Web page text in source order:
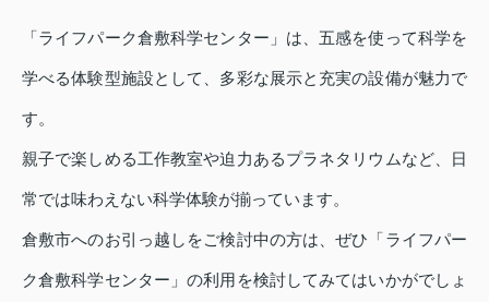
「ライフパーク倉敷科学センター」は、五感を使って科学を
学べる体験型施設として、多彩な展示と充実の設備が魅力で
す。
親子で楽しめる工作教室や迫力あるプラネタリウムなど、日
常では味わえない科学体験が揃っています。
倉敷市へのお引っ越しをご検討中の方は、ぜひ「ライフパー
ク倉敷科学センター」の利用を検討してみてはいかがでしょ